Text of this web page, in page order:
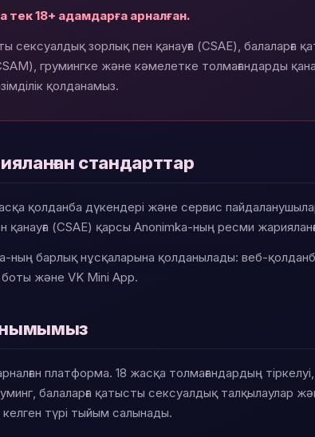
тек 18+ адамдарға арналған.
сексуалдық зорлық пен қанауға (CSAE), балаларға
грумингке және кәмелетке толмағандарды
қолданамыз.
стандарттар
қолданба дүкендері және сервис
қанауға (CSAE) қарсы Anonimka-ның ресми
ның барлық нұсқаларына қолданылады: веб-
және VK Mini App.
платформа. 18 жасқа толмағандардың
балаларға қатысты сексуалдық талқылаулар
түрі тыйым салынады.